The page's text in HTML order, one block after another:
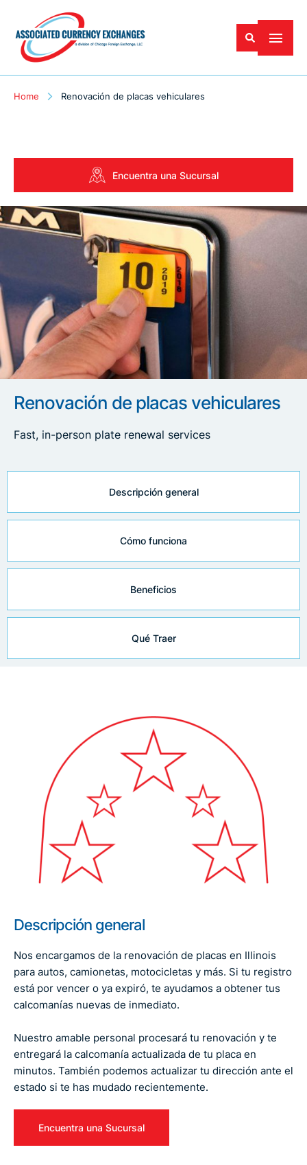
Home Renovación de placas vehiculares
Encuentra una Sucursal
Renovación de placas vehiculares
Fast, in-person plate renewal services
Descripción general
Cómo funciona
Beneficios
Qué Traer
Descripción general
Nos encargamos de la renovación de placas en Illinois
para autos, camionetas, motocicletas y más. Si tu registro
está por vencer o ya expiró, te ayudamos a obtener tus
calcomanías nuevas de inmediato.
Nuestro amable personal procesará tu renovación y te
entregará la calcomanía actualizada de tu placa en
minutos. También podemos actualizar tu dirección ante el
estado si te has mudado recientemente.
Encuentra una Sucursal